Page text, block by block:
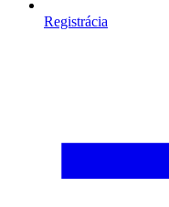
Registrácia